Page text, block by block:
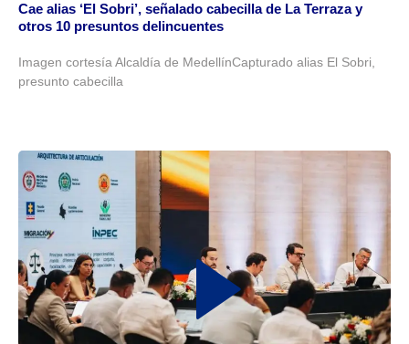
Cae alias ‘El Sobri’, señalado cabecilla de La Terraza y
otros 10 presuntos delincuentes
Imagen cortesía Alcaldía de MedellínCapturado alias El Sobri,
presunto cabecilla